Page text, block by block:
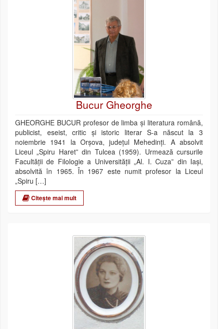
Bucur Gheorghe
GHEORGHE BUCUR profesor de limba și literatura română,
publicist, eseist, critic și istoric literar S-a născut la 3
noiembrie 1941 la Orșova, județul Mehedinți. A absolvit
Liceul „Spiru Haret” din Tulcea (1959). Urmează cursurile
Facultății de Filologie a Universității „Al. I. Cuza” din Iași,
absolvită în 1965. În 1967 este numit profesor la Liceul
„Spiru […]
Citește mai mult